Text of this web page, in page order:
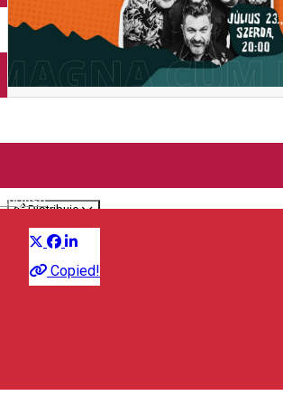
English
Închirieri auto
Închirieri de biciclete
Distribuie
Copied!
Concert